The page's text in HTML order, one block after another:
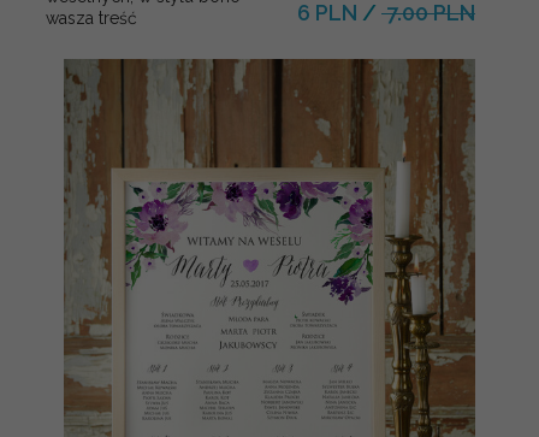
wasza treść
6 PLN / 7.00 PLN